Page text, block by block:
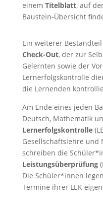
einem Titelblatt, auf
Baustein-Übersicht
Ein weiterer
Check-Out, der zur
Gelernten sowie der
Lernerfolgskontrolle
die Lernenden
Am Ende eines jeden
Deutsch, Mathematik
Lernerfolgskontrolle
Gesellschaftslehre und
schreiben die
Leistungsüberprüfung
Die Schüler*innen
Termine ihrer LEK